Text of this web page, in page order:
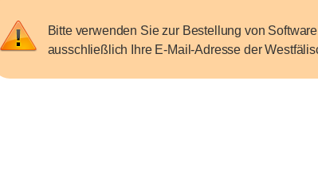
Bitte verwenden Sie zur Bestellung von
ausschließlich Ihre E-Mail-Adresse der